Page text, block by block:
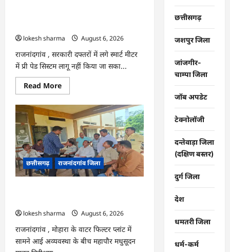
lokesh sharma
August 6, 2026
राजनांदगांव , सरकारी दफ्तरों में लगे स्मार्ट मीटर
में प्री पेड सिस्टम लागू नहीं किया जा सका...
Read MoreRead
more
राजनांदगांव
:
107
करोड़
बकाया,
प्री-
पेड
व्यवस्था
में
3
माह
कंपनी…
छत्तीसगढ़ राजनांदगांव जिला
lokesh sharma
August 6, 2026
राजनांदगांव , मोहारा के वाटर फिल्टर प्लांट में
सामने आई अव्यवस्था के बीच महापौर मधुसूदन
छत्तीसगढ़
जशपुर जिला
जांजगीर-
चाम्पा जिला
जॉब अपडेट
टेक्नोलॉजी
दन्तेवाड़ा जिला
(दक्षिण बस्तर)
दुर्ग जिला
देश
धमतरी जिला
धर्म-कर्म